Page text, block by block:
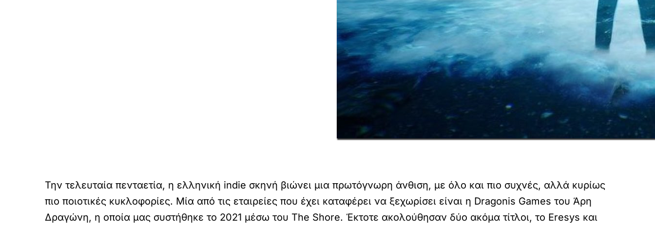
Την τελευταία πενταετία, η ελληνική indie σκηνή βιώνει μια πρωτόγνωρη άνθιση, με όλο και πιο συχνές, αλλά κυρίως
πιο ποιοτικές κυκλοφορίες. Μία από τις εταιρείες που έχει καταφέρει να ξεχωρίσει είναι η Dragonis Games του Άρη
Δραγώνη, η οποία μας συστήθηκε το 2021 μέσω του The Shore. Έκτοτε ακολούθησαν δύο ακόμα τίτλοι, το Eresys και